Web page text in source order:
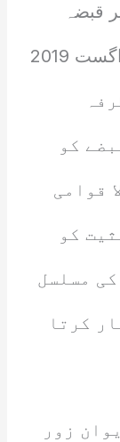
قبضہ
جموں و کشمیر پر خاص طور پر 5 اگست 2019
کو
قوامی
کو
مسلسل
کرتا
زور